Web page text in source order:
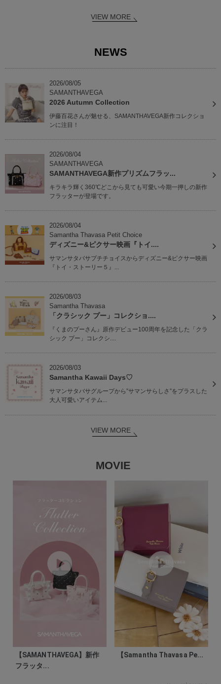
VIEW MORE
NEWS
2026/08/05
SAMANTHAVEGA
2026 Autumn Collection
伊藤百花さんが魅せる、SAMANTHAVEGA新作コレクショ
ンに注目！
2026/08/04
SAMANTHAVEGA
SAMANTHAVEGA新作プリズムフラッ...
キラキラ輝く360℃どこから見ても可愛い今期一押しの新作
フラッターが登場です。
2026/08/04
Samantha Thavasa Petit Choice
ディズニー&ピクサー映画『トイ....
サマンサタバサプチチョイスからディズニー&ピクサー映画
『トイ・ストーリー５』...
2026/08/03
Samantha Thavasa
「クラシック プー」コレクショ....
『くまのプーさん』原作デビュー100周年を記念した「クラ
シック プー」コレクシ....
2026/08/03
Samantha Kawaii Days♡
サマンサタバサグループから”サマンサらしさ”をプラスした
大人可愛いアイテム...
VIEW MORE
MOVIE
【SAMANTHAVEGA】新作
フラッタ...
【Samantha Thavasa Pe...